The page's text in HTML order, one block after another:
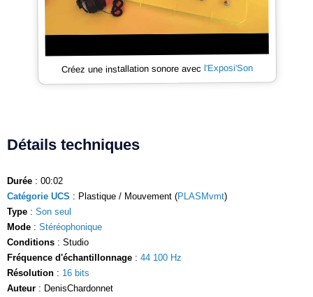
Créez une installation sonore avecl'Exposi'Son
Détails techniques
Durée : 00:02
Catégorie UCS : Plastique / Mouvement (PLASMvmt)
Type : Son seul
Mode : Stéréophonique
Conditions : Studio
Fréquence d'échantillonnage : 44 100 Hz
Résolution : 16 bits
Auteur : DenisChardonnet